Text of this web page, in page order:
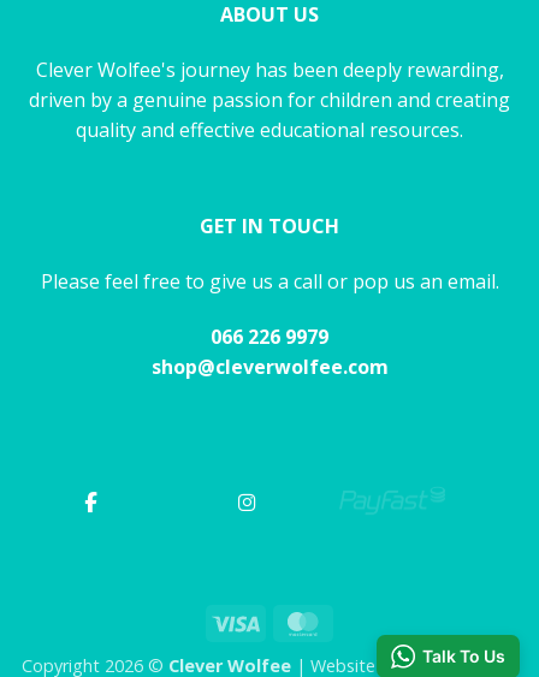
ABOUT US
Clever Wolfee's journey has been deeply rewarding,
driven by a genuine passion for children and creating
quality and effective educational resources.
GET IN TOUCH
Please feel free to give us a call or pop us an email.
066 226 9979
shop@cleverwolfee.com
Visa
Copyright 2026 © Clever Wolfee| Website by CHAOS Studio
Talk To Us